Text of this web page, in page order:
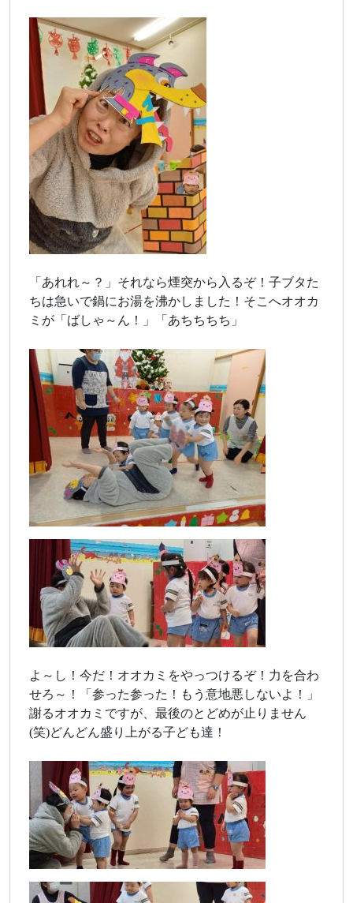
「あれれ～？」それなら煙突から入るぞ！子ブタた
ちは急いで鍋にお湯を沸かしました！そこへオオカ
ミが「ばしゃ～ん！」「あちちちち」
よ～し！今だ！オオカミをやっつけるぞ！力を合わ
せろ～！「参った参った！もう意地悪しないよ！」
謝るオオカミですが、最後のとどめが止りません
(笑)どんどん盛り上がる子ども達！